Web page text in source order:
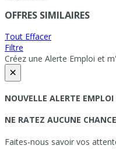
OFFRES SIMILAIRES
Tout Effacer
Filtre
Créez une Alerte Emploi et
×
NOUVELLE ALERTE EMPLOI
NE RATEZ AUCUNE
Faites-nous savoir vos